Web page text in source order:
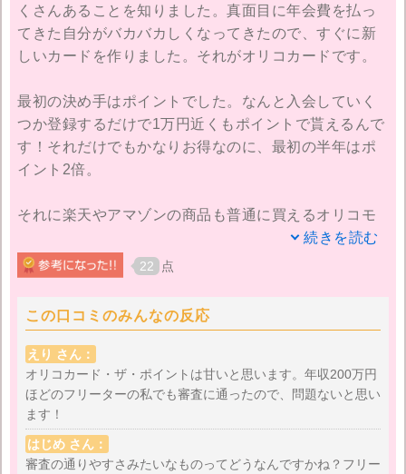
くさんあることを知りました。真面目に年会費を払っ
てきた自分がバカバカしくなってきたので、すぐに新
しいカードを作りました。それがオリコカードです。
最初の決め手はポイントでした。なんと入会していく
つか登録するだけで1万円近くもポイントで貰えるんで
す！それだけでもかなりお得なのに、最初の半年はポ
イント2倍。
それに楽天やアマゾンの商品も普通に買えるオリコモ
ールで買い物すると、さらにポイントが加算されるん
です。作ってからオリコカードしか使わなくなったの
は言うまでもありません(笑)。
これだけポイントが貰えると、どうせならオリコモー
ルで買っちゃおうーという気持ちになります。毎月数
千円分はポイントが貯まるので、本当にお得ですよ。
ネットで申し込み、そのまますぐに審査→カード到着
という流れにも驚きました。今までカードの支払いが
遅れてしまうこともあったので、審査は少し心配だっ
続きを読む
22 点
この口コミのみんなの反応
えり さん：
オリコカード・ザ・ポイントは甘いと思います。年収200万円
ほどのフリーターの私でも審査に通ったので、問題ないと思い
ます！
はじめ さん：
審査の通りやすさみたいなものってどうなんですかね？フリー